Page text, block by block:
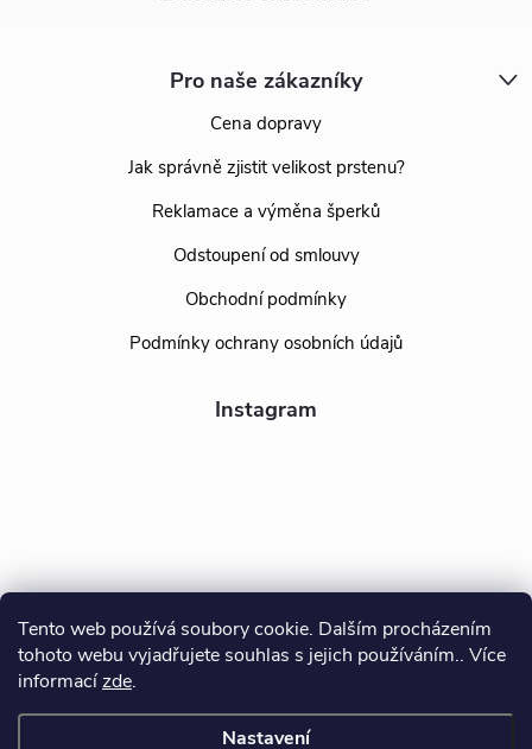
Tento web používá soubory cookie. Dalším procházením
tohoto webu vyjadřujete souhlas s jejich používáním.. Více
informacízde.
Nastavení
Pro naše zákazníky
Cena dopravy
Jak správně zjistit velikost prstenu?
Reklamace a výměna šperků
Odstoupení od smlouvy
Obchodní podmínky
Podmínky ochrany osobních údajů
Instagram
Sledovat na Instagramu